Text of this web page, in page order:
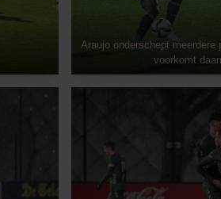
Araujo onderschept
voorkomt